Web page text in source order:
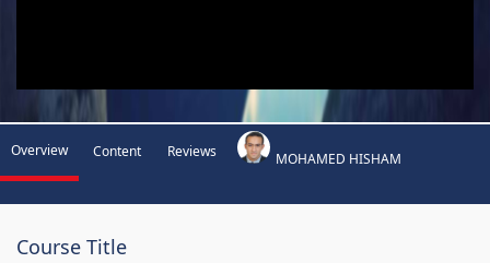
Overview Content Reviews MOHAMED HISHAM
Course Title